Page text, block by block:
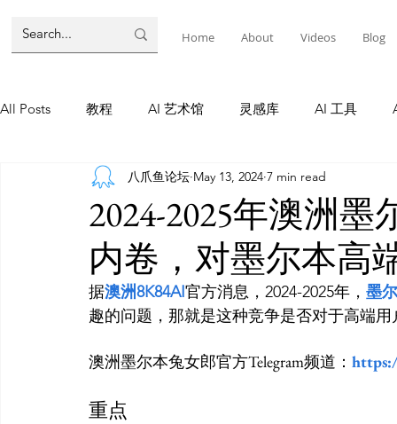
Home About Videos Blog
All Posts 教程 AI 艺术馆 灵感库 AI 工具
AI 工具 AI Tool Tutorials
灵感库 AI 新闻 灵感库 教程
2024-2025年澳洲
内卷，对墨尔本高
八爪鱼论坛 May 13, 2024 7 min read
据澳洲8K84AI官方消息，2024-2025年， 墨
澳洲墨尔本兔女郎官方Telegram频道：
重点